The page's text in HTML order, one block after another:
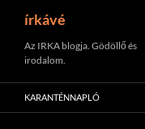
Tartalomhoz
írkávé
Az IRKA blogja. Gödöllő és
irodalom.
KARANTÉNNAPLÓ